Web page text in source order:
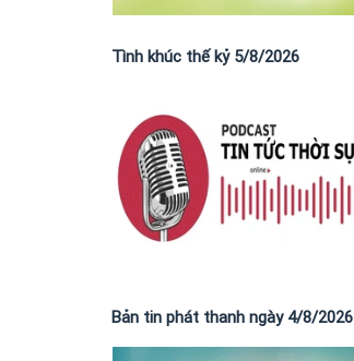
Tình khúc thế kỷ 5/8/2026
Bản tin phát thanh ngày 4/8/2026